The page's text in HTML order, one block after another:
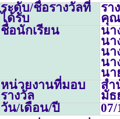
ระดับ/ชื่อรางวัลที่
ได้รับ
รา
คุณ
ชื่อนักเรียน
นา
นา
นา
นา
นา
หน่วยงานที่มอบ
รางวัล
สำ
มัธ
วัน/เดือน/ปี
07/